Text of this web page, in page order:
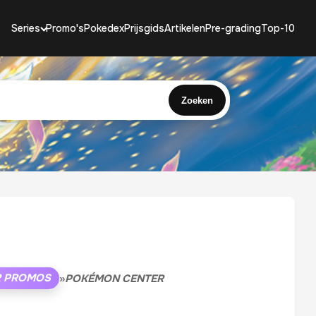
Series Promo'sPokedexPrijsgidsArtikelenPre-gradingTop-10
Zoeken
PROMOS »POKÉMON CENTER